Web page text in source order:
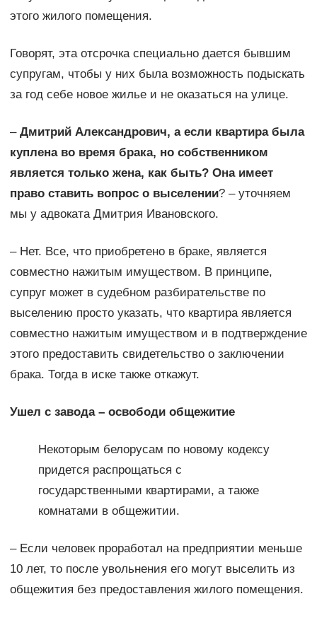
этого жилого помещения.
Говорят, эта отсрочка специально дается бывшим
супругам, чтобы у них была возможность подыскать
за год себе новое жилье и не оказаться на улице.
– Дмитрий Александрович, а если квартира была
куплена во время брака, но собственником
является только жена, как быть? Она имеет
право ставить вопрос о выселении? – уточняем
мы у адвоката Дмитрия Ивановского.
– Нет. Все, что приобретено в браке, является
совместно нажитым имуществом. В принципе,
супруг может в судебном разбирательстве по
выселению просто указать, что квартира является
совместно нажитым имуществом и в подтверждение
этого предоставить свидетельство о заключении
брака. Тогда в иске также откажут.
Ушел с завода – освободи общежитие
Некоторым белорусам по новому кодексу
придется распрощаться с
государственными квартирами, а также
комнатами в общежитии.
– Если человек проработал на предприятии меньше
10 лет, то после увольнения его могут выселить из
общежития без предоставления жилого помещения.